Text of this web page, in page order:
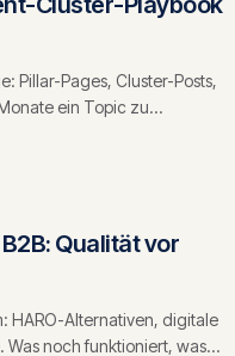
Pillar-Pages, Cluster-Posts,
ein Topic zu
Qualität vor
HARO-Alternativen, digitale
Was noch funktioniert, was